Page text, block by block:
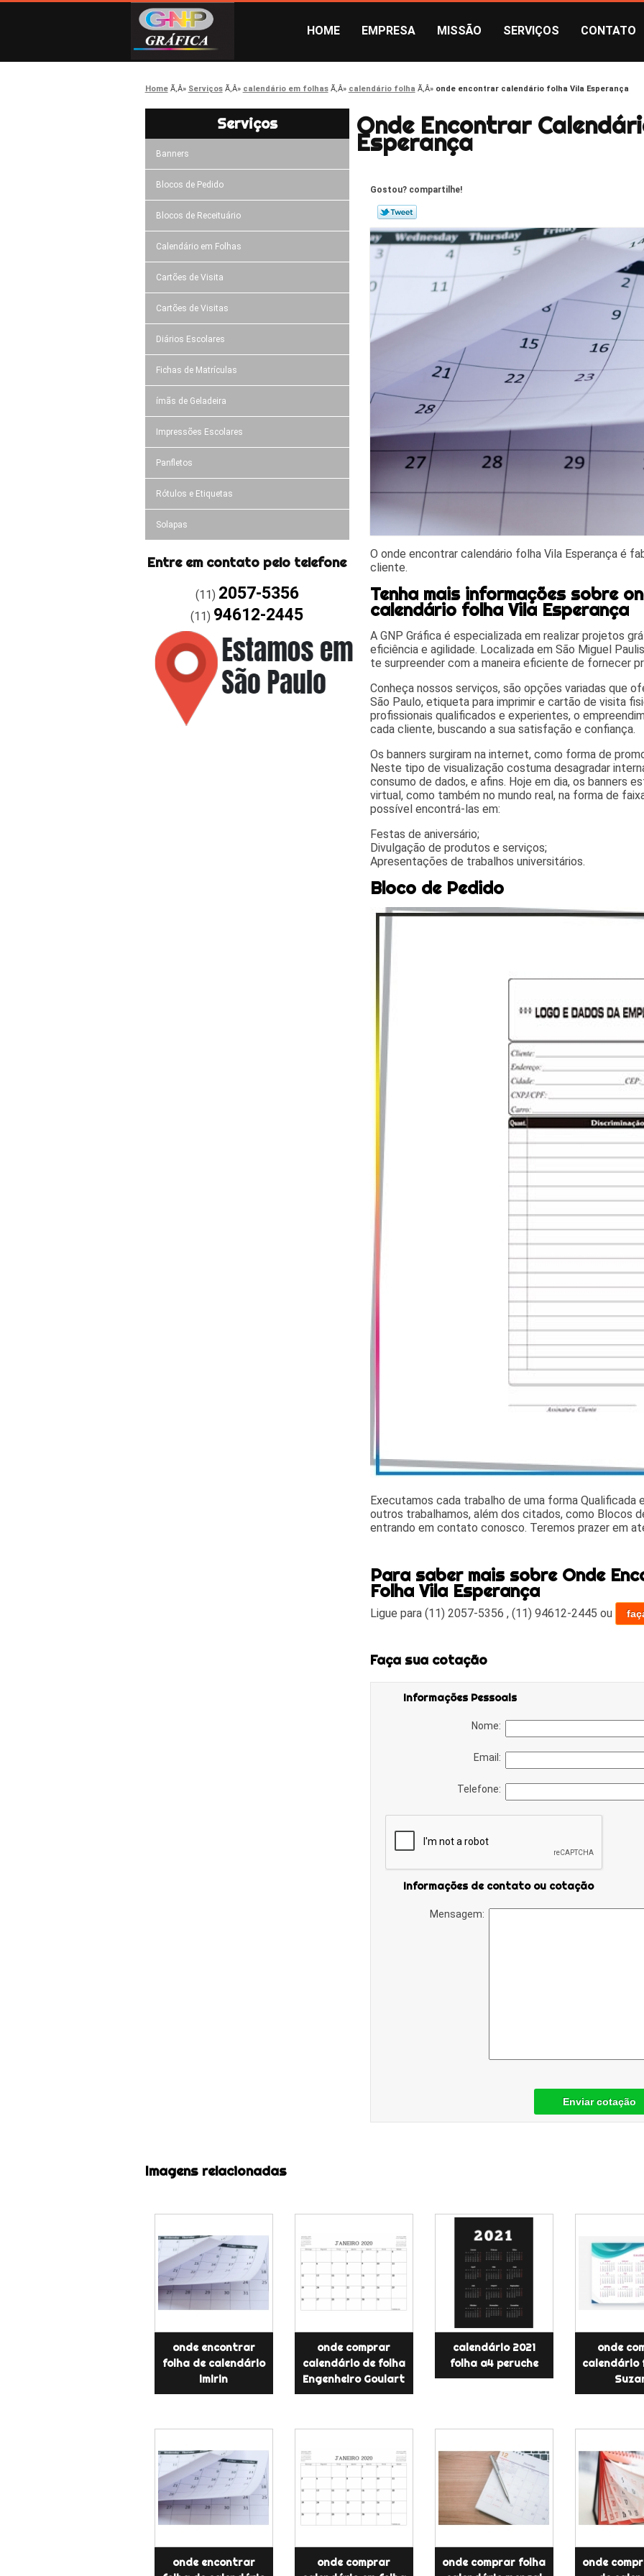
HOME EMPRESA MISSÃO SERVIÇOS CONTATO
Home Serviços calendário em folhas calendário folha onde encontrar calendário folha Vila Esperança
Serviços
Banners
Blocos de Pedido
Blocos de Receituário
Calendário em Folhas
Cartões de Visita
Cartões de Visitas
Diários Escolares
Fichas de Matrículas
ímãs de Geladeira
Impressões Escolares
Panfletos
Rótulos e Etiquetas
Solapas
Entre em contato pelo telefone
(11) 2057-5356
(11) 94612-2445
Onde Encontrar
Esperança
Gostou? compartilhe!
O onde encontrar calendário folha Vila Esperança é
cliente.
Tenha mais informações sobre
calendário folha Vila Esperança
A GNP Gráfica é especializada em realizar projetos
eficiência e agilidade. Localizada em São Miguel
te surpreender com a maneira eficiente de fornecer
Conheça nossos serviços, são opções variadas que
São Paulo, etiqueta para imprimir e cartão de visita
profissionais qualificados e experientes, o
cada cliente, buscando a sua satisfação e confiança.
Os banners surgiram na internet, como forma de
Neste tipo de visualização costuma desagradar
consumo de dados, e afins. Hoje em dia, os banners
virtual, como também no mundo real, na forma de
possível encontrá-las em:
Festas de aniversário;
Divulgação de produtos e serviços;
Apresentações de trabalhos universitários.
Bloco de Pedido
Executamos cada trabalho de uma forma
outros trabalhamos, além dos citados, como Blocos
entrando em contato conosco. Teremos prazer em
Para saber mais sobre Onde
Folha Vila Esperança
Ligue para(11) 2057-5356 ,(11) 94612-2445 ou
Faça sua cotação
Informações Pessoais
Nome:
Email:
Telefone:
Informações de contato ou cotação
Mensagem:
Enviar cotação
Imagens relacionadas
onde encontrar
folha de calendário
imirin
onde comprar
calendário de folha
Engenheiro Goulart
calendário 2021
folha a4 peruche
onde
calendário
onde encontrar
onde comprar
onde comprar folha
onde